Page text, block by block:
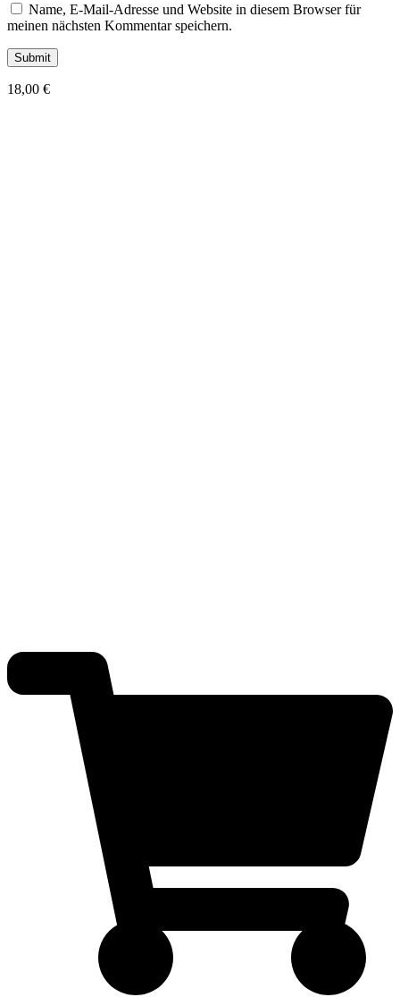
Name, E-Mail-Adresse und Website in diesem Browser für
meinen nächsten Kommentar speichern.
18,00 €